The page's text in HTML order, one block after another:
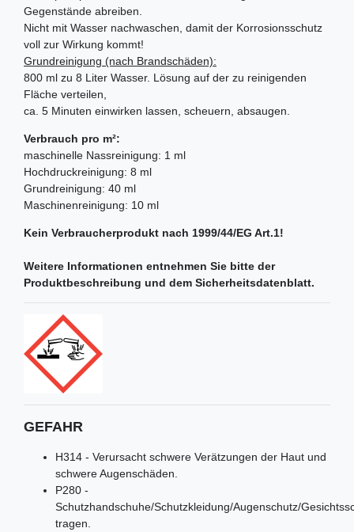
Gegenstände abreiben.
Nicht mit Wasser nachwaschen, damit der Korrosionsschutz
voll zur Wirkung kommt!
Grundreinigung (nach Brandschäden):
800 ml zu 8 Liter Wasser. Lösung auf der zu reinigenden
Fläche verteilen,
ca. 5 Minuten einwirken lassen, scheuern, absaugen.
Verbrauch pro m²:
maschinelle Nassreinigung: 1 ml
Hochdruckreinigung: 8 ml
Grundreinigung: 40 ml
Maschinenreinigung: 10 ml
Kein Verbraucherprodukt nach 1999/44/EG Art.1!
Weitere Informationen entnehmen Sie bitte der
Produktbeschreibung und dem Sicherheitsdatenblatt.
GEFAHR
H314 - Verursacht schwere Verätzungen der Haut und
schwere Augenschäden.
P280 -
Schutzhandschuhe/Schutzkleidung/Augenschutz/
tragen.